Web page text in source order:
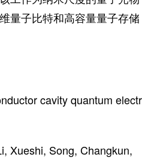
量子比特和高容量量子存储
cavity quantum electr
Xueshi, Song, Changkun,